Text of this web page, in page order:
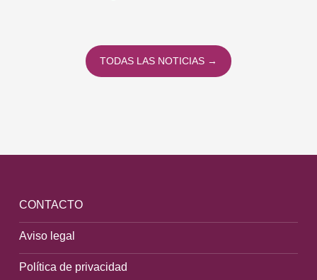
TODAS LAS NOTICIAS →
CONTACTO
Aviso legal
Política de privacidad